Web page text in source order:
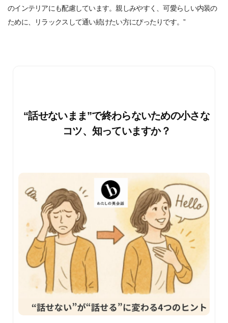
のインテリアにも配慮しています。親しみやすく、可愛らしい内装の
ために、リラックスして通い続けたい方にぴったりです。”
“話せないまま”で終わらないための小さな
コツ、知っていますか？